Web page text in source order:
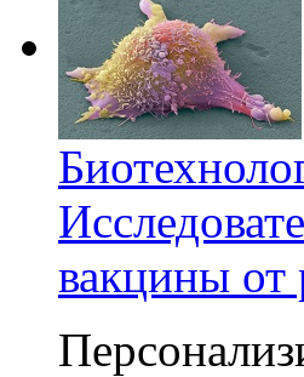
вакцины от